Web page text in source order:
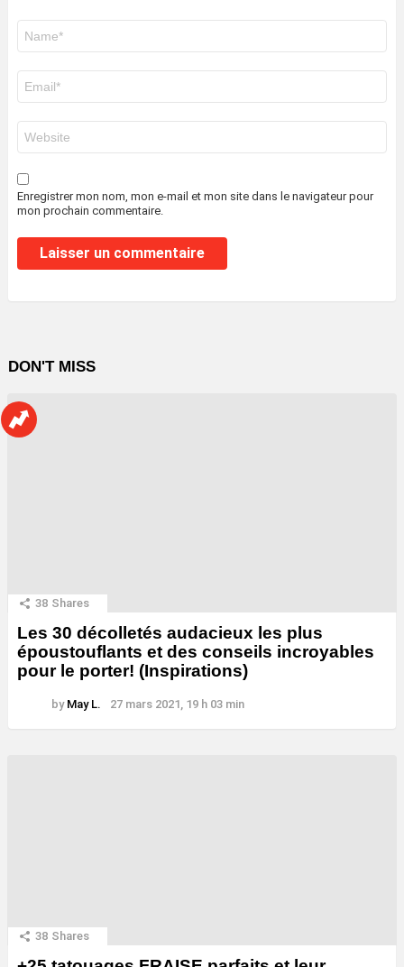
mail
*
web
Enregistrer mon nom, mon e-mail et mon site dans le navigateur pour
mon prochain commentaire.
DON'T MISS
38 Shares
Les 30 décolletés audacieux les plus
époustouflants et des conseils incroyables
pour le porter! (Inspirations)
by May L. 27 mars 2021, 19 h 03 min
38 Shares